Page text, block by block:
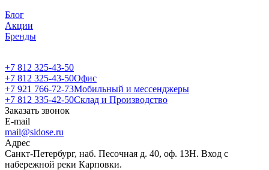
Блог
Акции
Бренды
+7 812 325-43-50
+7 812 325-43-50Офис
+7 921 766-72-73Мобильный и мессенджеры
+7 812 335-42-50Склад и Производство
Заказать звонок
E-mail
mail@sidose.ru
Адрес
Санкт-Петербург, наб. Песочная д. 40, оф. 13Н. Вход с
набережной реки Карповки.